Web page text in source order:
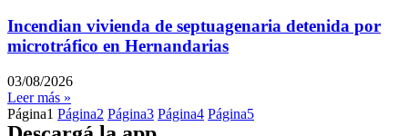
Incendian vivienda de septuagenaria detenida por
microtráfico en Hernandarias
03/08/2026
Leer más »
Página1 Página2 Página3 Página4 Página5